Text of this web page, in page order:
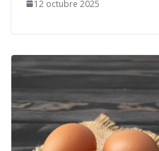
12 octubre 2025